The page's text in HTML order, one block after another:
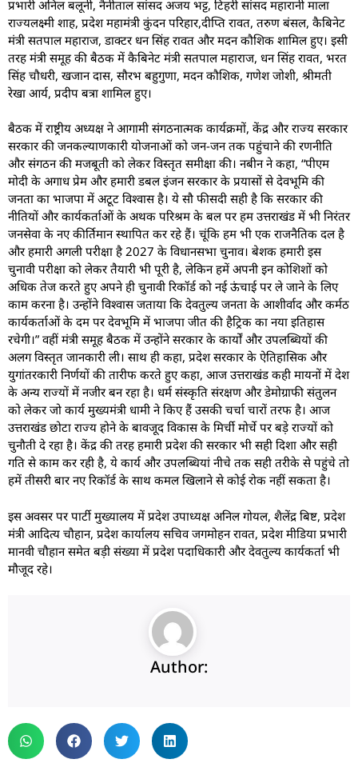
प्रभारी अनिल बलूनी, नैनीताल सांसद अजय भट्ट, टिहरी सांसद महारानी माला
राज्यलक्ष्मी शाह, प्रदेश महामंत्री कुंदन परिहार,दीप्ति रावत, तरुण बंसल, कैबिनेट
मंत्री सतपाल महाराज, डाक्टर धन सिंह रावत और मदन कौशिक शामिल हुए। इसी
तरह मंत्री समूह की बैठक में कैबिनेट मंत्री सतपाल महाराज, धन सिंह रावत, भरत
सिंह चौधरी, खजान दास, सौरभ बहुगुणा, मदन कौशिक, गणेश जोशी, श्रीमती
रेखा आर्य, प्रदीप बत्रा शामिल हुए।
बैठक में राष्ट्रीय अध्यक्ष ने आगामी संगठनात्मक कार्यक्रमों, केंद्र और राज्य सरकार
सरकार की जनकल्याणकारी योजनाओं को जन-जन तक पहुंचाने की रणनीति
और संगठन की मजबूती को लेकर विस्तृत समीक्षा की। नबीन ने कहा, “पीएम
मोदी के अगाध प्रेम और हमारी डबल इंजन सरकार के प्रयासों से देवभूमि की
जनता का भाजपा में अटूट विश्वास है। ये सौ फीसदी सही है कि सरकार की
नीतियों और कार्यकर्ताओं के अथक परिश्रम के बल पर हम उत्तराखंड में भी निरंतर
जनसेवा के नए कीर्तिमान स्थापित कर रहे हैं। चूंकि हम भी एक राजनैतिक दल है
और हमारी अगली परीक्षा है 2027 के विधानसभा चुनाव। बेशक हमारी इस
चुनावी परीक्षा को लेकर तैयारी भी पूरी है, लेकिन हमें अपनी इन कोशिशों को
अधिक तेज करते हुए अपने ही चुनावी रिकॉर्ड को नई ऊंचाई पर ले जाने के लिए
काम करना है। उन्होंने विश्वास जताया कि देवतुल्य जनता के आशीर्वाद और कर्मठ
कार्यकर्ताओं के दम पर देवभूमि में भाजपा जीत की हैट्रिक का नया इतिहास
रचेगी।” वहीं मंत्री समूह बैठक में उन्होंने सरकार के कार्यों और उपलब्धियों की
अलग विस्तृत जानकारी ली। साथ ही कहा, प्रदेश सरकार के ऐतिहासिक और
युगांतरकारी निर्णयों की तारीफ करते हुए कहा, आज उत्तराखंड कही मायनों में देश
के अन्य राज्यों में नजीर बन रहा है। धर्म संस्कृति संरक्षण और डेमोग्राफी संतुलन
को लेकर जो कार्य मुख्यमंत्री धामी ने किए हैं उसकी चर्चा चारों तरफ है। आज
उत्तराखंड छोटा राज्य होने के बावजूद विकास के मिर्ची मोर्चे पर बड़े राज्यों को
चुनौती दे रहा है। केंद्र की तरह हमारी प्रदेश की सरकार भी सही दिशा और सही
गति से काम कर रही है, ये कार्य और उपलब्धियां नीचे तक सही तरीके से पहुंचे तो
हमें तीसरी बार नए रिकॉर्ड के साथ कमल खिलाने से कोई रोक नहीं सकता है।
​इस अवसर पर पार्टी मुख्यालय में प्रदेश उपाध्यक्ष अनिल गोयल, शैलेंद्र बिष्ट, प्रदेश
मंत्री आदित्य चौहान, प्रदेश कार्यालय सचिव जगमोहन रावत, प्रदेश मीडिया प्रभारी
मानवी चौहान समेत बड़ी संख्या में प्रदेश पदाधिकारी और देवतुल्य कार्यकर्ता भी
मौजूद रहे।
Author: